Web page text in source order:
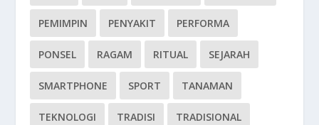
PEMIMPIN PENYAKIT PERFORMA
PONSEL RAGAM RITUAL SEJARAH
SMARTPHONE SPORT TANAMAN
TEKNOLOGI TRADISI TRADISIONAL